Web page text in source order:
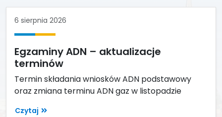
6 sierpnia 2026
Egzaminy ADN – aktualizacje
terminów
Termin składania wniosków ADN podstawowy
oraz zmiana terminu ADN gaz w listopadzie
Czytaj